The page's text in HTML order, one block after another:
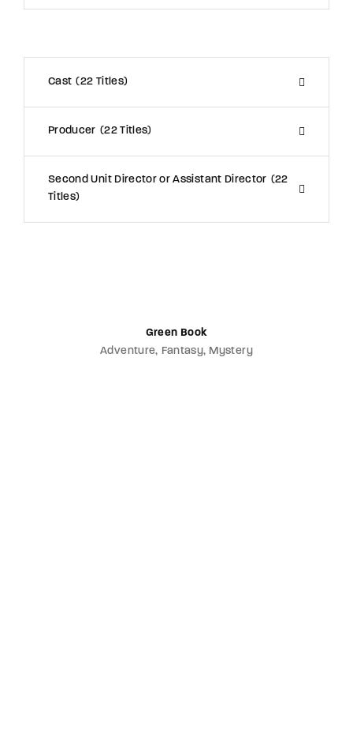
Cast 22 Titles
Producer 22 Titles
Second Unit Director or Assistant Director
22
Titles
Green Book
Adventure Fantasy Mystery